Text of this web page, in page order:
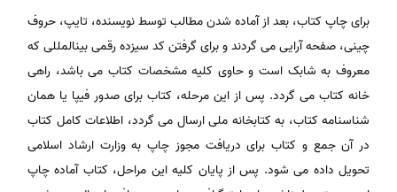
برای چاپ کتاب، بعد از آماده شدن مطالب توسط نویسنده، تایپ، حروف
چینی، صفحه آرایی می گردند و برای گرفتن کد سیزده رقمی بین‎المللی که
معروف به شابک است و حاوی کلیه مشخصات کتاب می باشد، راهی
خانه کتاب می ‌گردد. پس از این مرحله، کتاب برای صدور فیپا یا همان
شناسنامه کتاب، به کتابخانه ملی ارسال می گردد، اطلاعات کامل کتاب
در آن جمع و کتاب برای دریافت مجوز چاپ به وزارت ارشاد اسلامی
تحویل داده می ‌شود. پس از پایان کلیه این مراحل، کتاب آماده چاپ